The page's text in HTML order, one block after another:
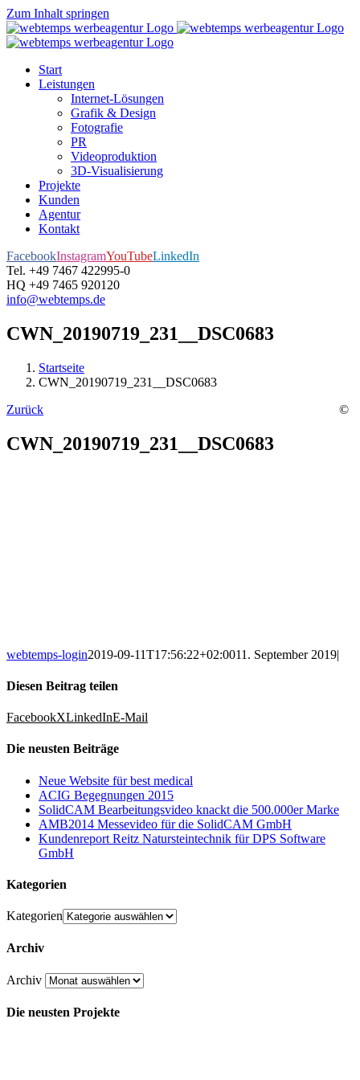
Zum Inhalt springen
Start
Leistungen
Internet-Lösungen
Grafik & Design
Fotografie
PR
Videoproduktion
3D-Visualisierung
Projekte
Kunden
Agentur
Kontakt
FacebookInstagramYouTubeLinkedIn
Tel. +49 7467 422995-0
HQ +49 7465 920120
info@webtemps.de
CWN_20190719_231__DSC0683
Startseite
CWN_20190719_231__DSC0683
Zurück
CWN_20190719_231__DSC0683
webtemps-login2019-09-11T17:56:22+02:0011. September 2019|
Diesen Beitrag teilen
FacebookXLinkedInE-Mail
Die neusten Beiträge
Neue Website für best medical
ACIG Begegnungen 2015
SolidCAM Bearbeitungsvideo knackt die 500.000er Marke
AMB2014 Messevideo für die SolidCAM GmbH
Kundenreport Reitz Natursteintechnik für DPS Software
GmbH
Kategorien
Kategorien
Archiv
Archiv
Die neusten Projekte
©